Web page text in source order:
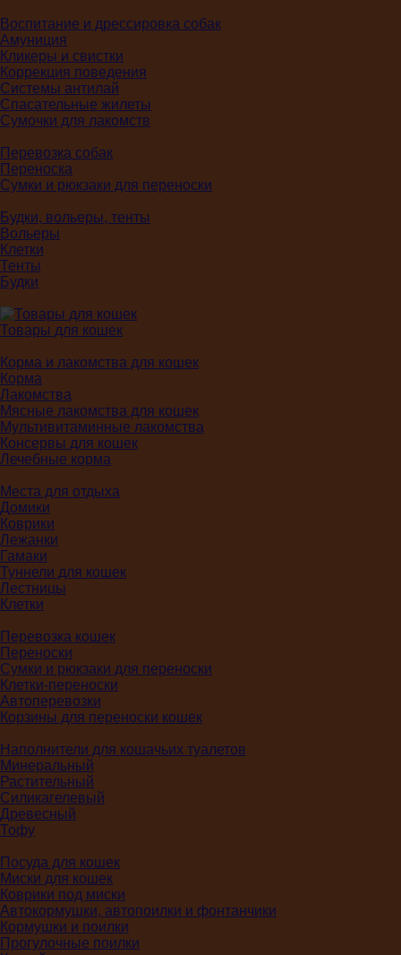
Воспитание и дрессировка собак
Амуниция
Кликеры и свистки
Коррекция поведения
Системы антилай
Спасательные жилеты
Сумочки для лакомств
Перевозка собак
Переноска
Сумки и рюкзаки для переноски
Будки, вольеры, тенты
Вольеры
Клетки
Тенты
Будки
Товары для кошек
Корма и лакомства для кошек
Корма
Лакомства
Мясные лакомства для кошек
Мультивитаминные лакомства
Консервы для кошек
Лечебные корма
Места для отдыха
Домики
Коврики
Лежанки
Гамаки
Туннели для кошек
Лестницы
Клетки
Перевозка кошек
Переноски
Сумки и рюкзаки для переноски
Клетки-переноски
Автоперевозки
Корзины для переноски кошек
Наполнители для кошачьих туалетов
Минеральный
Растительный
Силикагелевый
Древесный
Тофу
Посуда для кошек
Миски для кошек
Коврики под миски
Автокормушки, автопоилки и фонтанчики
Кормушки и поилки
Прогулочные поилки